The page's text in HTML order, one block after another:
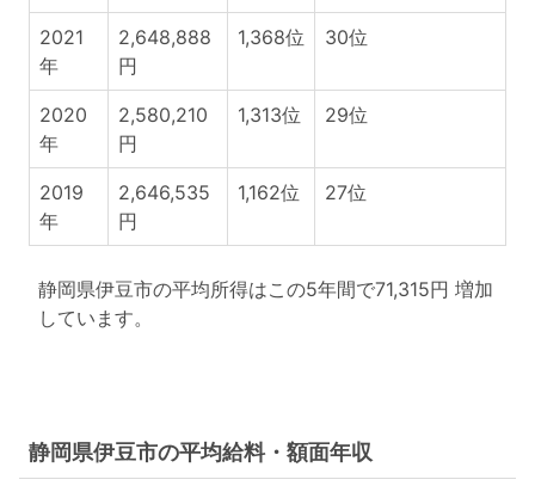
2021
年
2,648,888
円
1,368位 30位
2020
年
2,580,210
円
1,313位 29位
2019
年
2,646,535
円
1,162位 27位
静岡県伊豆市の平均所得はこの5年間で71,315円 増加
しています。
静岡県伊豆市の平均給料・額面年収